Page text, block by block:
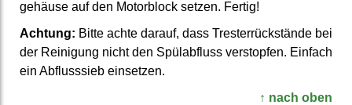
gehäuse auf den Motor­block setzen. Fertig!
Achtung: Bitte achte darauf, dass Trester­rück­stände bei
der Reinigung nicht den Spül­abfluss ver­stopfen. Einfach
ein Abfluss­sieb ein­setzen.
↑ nach oben